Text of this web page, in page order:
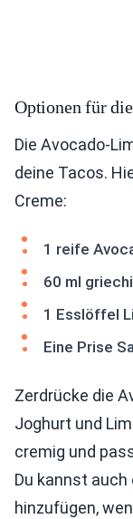
Optionen für
Die Avocado-
deine Tacos.
Creme:
1 reife
60 ml
1 Esslöffel
Eine Prise
Zerdrücke die
Joghurt und
cremig und
Du kannst
hinzufügen,